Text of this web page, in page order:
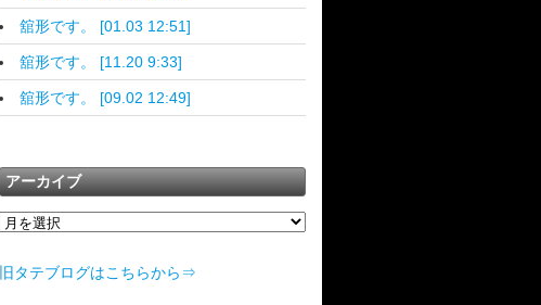
舘形です。 [01.03 12:51]
舘形です。 [11.20 9:33]
舘形です。 [09.02 12:49]
アーカイブ
旧タテブログはこちらから⇒